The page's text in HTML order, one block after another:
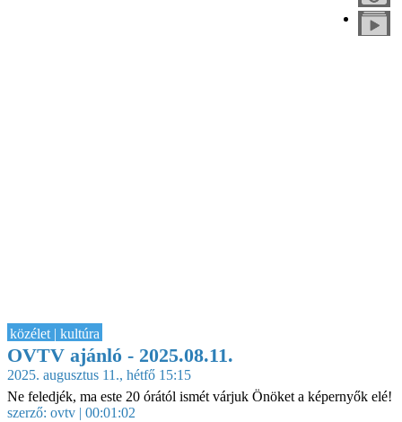
közélet | kultúra
OVTV ajánló - 2025.08.11.
2025. augusztus 11., hétfő 15:15
Ne feledjék, ma este 20 órától ismét várjuk Önöket a képernyők elé!
szerző: ovtv | 00:01:02